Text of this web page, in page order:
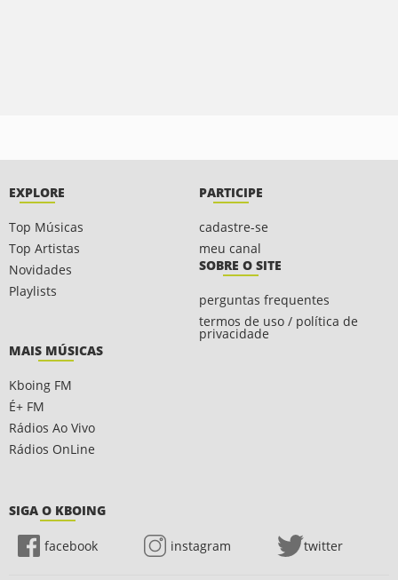
EXPLORE
Top Músicas
Top Artistas
Novidades
Playlists
PARTICIPE
cadastre-se
meu canal
SOBRE O SITE
perguntas frequentes
termos de uso / política de
privacidade
MAIS MÚSICAS
Kboing FM
É+ FM
Rádios Ao Vivo
Rádios OnLine
SIGA O KBOING
facebook instagram twitter